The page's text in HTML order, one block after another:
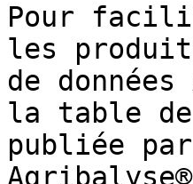
Pour
les
de
la table
publiée